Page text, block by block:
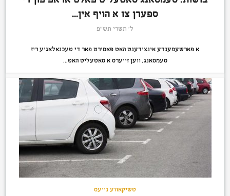
ספערן צו א הויף אין...
ל׳ תשרי תש״פ
א פארשעמענדע אינצידענט האט פאסירט פאר די טעכנאלאגיע ריז
סעמסאנג, ווען זייערס א סאטעליט האט...
טשיקאווע נייעס